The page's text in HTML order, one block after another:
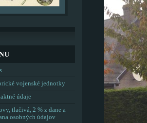
vojenské jednotky
údaje
tlačivá, 2 % z dane a
osobných údajov